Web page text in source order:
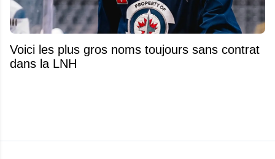
Voici les plus gros noms toujours sans contrat
dans la LNH